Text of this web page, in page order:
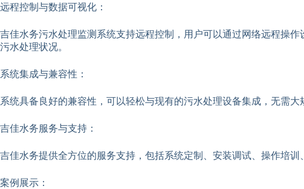
远程控制与数据可视化：
吉佳水务污水处理监测系统支持远程控制，用户可以通过网络远程操
污水处理状况。
系统集成与兼容性：
系统具备良好的兼容性，可以轻松与现有的污水处理设备集成，无需
吉佳水务服务与支持：
吉佳水务提供全方位的服务支持，包括系统定制、安装调试、操作培
案例展示：